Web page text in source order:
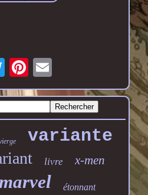
variante
livre x-men
étonnant